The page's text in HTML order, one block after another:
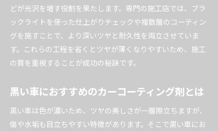
どが光沢を増す役割を果たします。専門の施工店では、ブラ
ックライトを使った仕上がりチェックや複数層のコーティン
グを施すことで、より深いツヤと耐久性を両立させていま
す。これらの工程を省くとツヤが薄くなりやすいため、施工
の質を重視することが成功の秘訣です。
黒い車におすすめのカーコーティング剤とは
黒い車は色が濃いため、ツヤの美しさが一層際立ちますが、
傷や水垢も目立ちやすい特徴があります。そこで黒い車にお